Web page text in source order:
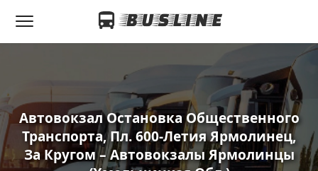
Автовокзал Остановка Общественного
Транспорта, Пл. 600-Летия Ярмолинец,
За Кругом – Автовокзалы Ярмолинцы